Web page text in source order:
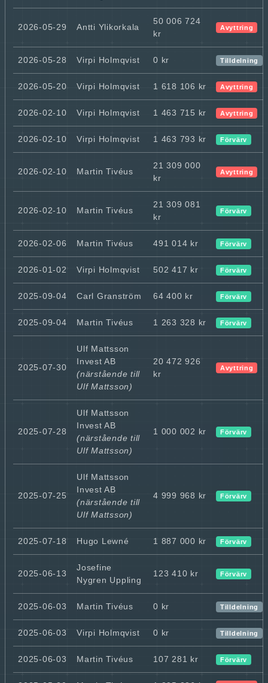
2026-05-29 Antti Ylikorkala
50 006 724
kr
Avyttring
2026-05-28 Virpi Holmqvist 0 kr Tilldelning
2026-05-20 Virpi Holmqvist 1 618 106 kr Avyttring
2026-02-10 Virpi Holmqvist 1 463 715 kr Avyttring
2026-02-10 Virpi Holmqvist 1 463 793 kr Förvärv
2026-02-10 Martin Tivéus
21 309 000
kr
Avyttring
2026-02-10 Martin Tivéus
21 309 081
kr
Förvärv
2026-02-06 Martin Tivéus 491 014 kr Förvärv
2026-01-02 Virpi Holmqvist 502 417 kr Förvärv
2025-09-04 Carl Granström 64 400 kr Förvärv
2025-09-04 Martin Tivéus 1 263 328 kr Förvärv
2025-07-30
Ulf Mattsson
Invest AB
(närstående till
Ulf Mattsson)
20 472 926
kr
Avyttring
2025-07-28
Ulf Mattsson
Invest AB
(närstående till
Ulf Mattsson)
1 000 002 kr Förvärv
2025-07-25
Ulf Mattsson
Invest AB
(närstående till
Ulf Mattsson)
4 999 968 kr Förvärv
2025-07-18 Hugo Lewné 1 887 000 kr Förvärv
2025-06-13
Josefine
Nygren Uppling
123 410 kr Förvärv
2025-06-03 Martin Tivéus 0 kr Tilldelning
2025-06-03 Virpi Holmqvist 0 kr Tilldelning
2025-06-03 Martin Tivéus 107 281 kr Förvärv